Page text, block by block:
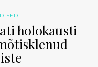
holokausti